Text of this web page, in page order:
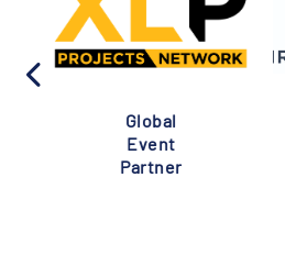
Global
Event
Partner